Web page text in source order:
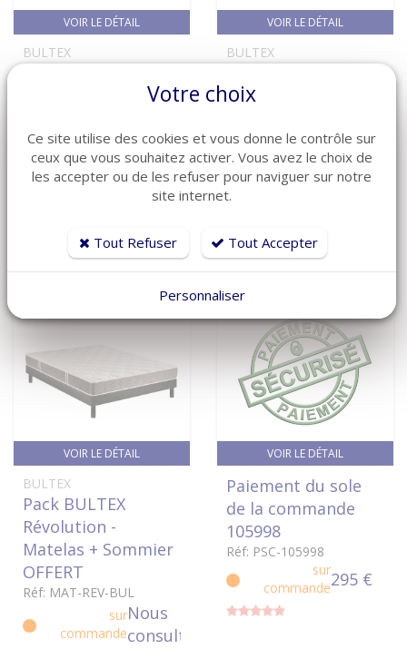
VOIR LE DÉTAIL
BULTEX
EVOLUTION 2.0 -
OFFERT
Réf: MAT-EV-2.0-BUL
surNous
consulter
VOIR LE DÉTAIL
BULTEX
EVOLUTION 3.0 -
OFFERT
Réf: MAT-EV-3.0-BUL
surNous
VOIR LE DÉTAIL
BULTEX
Pack BULTEX
Révolution -
Matelas + Sommier
OFFERT
Réf: MAT-REV-BUL
sur
commande
Nous
consulter
VOIR LE DÉTAIL
Paiement du sole
de la commande
105998
Réf: PSC-105998
sur
commande295 €
Votre choix
Ce site utilise des cookies et vous donne le contrôle sur
ceux que vous souhaitez activer. Vous avez le choix de
les accepter ou de les refuser pour naviguer sur notre
site internet.
Tout Refuser Tout Accepter
Personnaliser